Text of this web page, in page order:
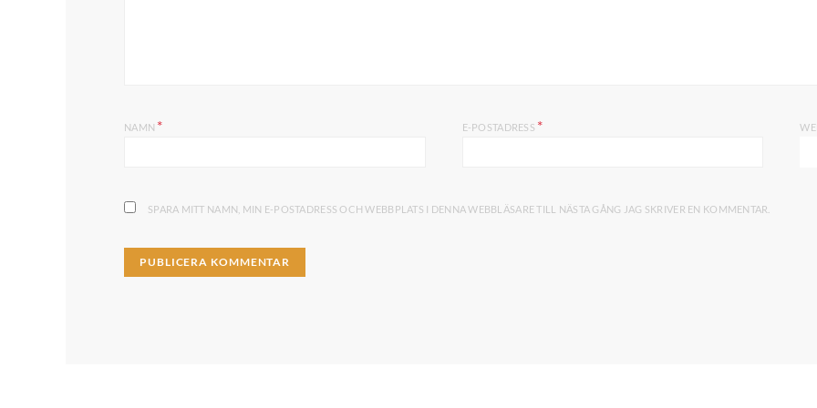
NAMN * E-POSTADRESS *
SPARA MITT NAMN, MIN E-POSTADRESS OCH WEBBPLATS I DENNA WEBBLÄSARE TILL NÄSTA GÅNG JAG SKRIVER EN KOMMENTAR.